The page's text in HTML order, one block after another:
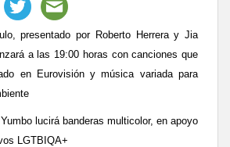
presentado por Roberto Herrera y Jia
a las 19:00 horas con canciones que
en Eurovisión y música variada para
lucirá banderas multicolor, en apoyo
LGTBIQA+